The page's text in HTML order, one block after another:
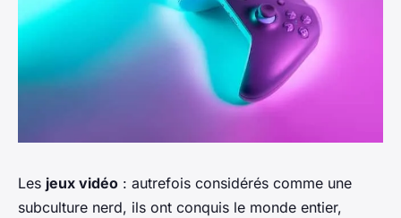
Les jeux vidéo : autrefois considérés comme une
subculture nerd, ils ont conquis le monde entier,